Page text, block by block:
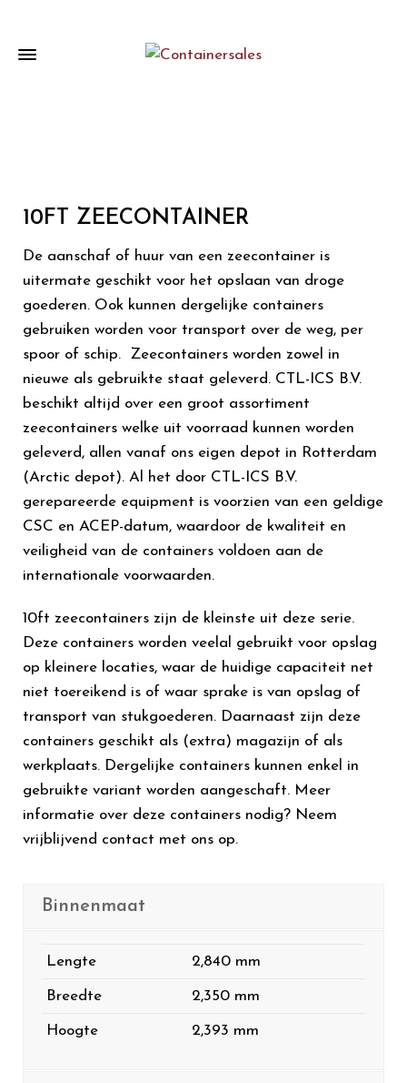
10FT ZEECONTAINER
De aanschaf of huur van een zeecontainer is
uitermate geschikt voor het opslaan van droge
goederen. Ook kunnen dergelijke containers
gebruiken worden voor transport over de weg, per
spoor of schip. Zeecontainers worden zowel in
nieuwe als gebruikte staat geleverd. CTL-ICS B.V.
beschikt altijd over een groot assortiment
zeecontainers welke uit voorraad kunnen worden
geleverd, allen vanaf ons eigen depot in Rotterdam
(Arctic depot). Al het door CTL-ICS B.V.
gerepareerde equipment is voorzien van een geldige
CSC en ACEP-datum, waardoor de kwaliteit en
veiligheid van de containers voldoen aan de
internationale voorwaarden.
10ft zeecontainers zijn de kleinste uit deze serie.
Deze containers worden veelal gebruikt voor opslag
op kleinere locaties, waar de huidige capaciteit net
niet toereikend is of waar sprake is van opslag of
transport van stukgoederen. Daarnaast zijn deze
containers geschikt als (extra) magazijn of als
werkplaats. Dergelijke containers kunnen enkel in
gebruikte variant worden aangeschaft. Meer
informatie over deze containers nodig? Neem
vrijblijvend contact met ons op.
Binnenmaat
Lengte 2,840 mm
Breedte 2,350 mm
Hoogte 2,393 mm